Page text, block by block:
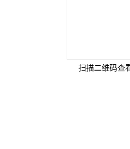
扫描二维码查